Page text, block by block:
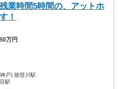
業時間5時間の、アットホ
！
万円
戸) 能登川駅
駅